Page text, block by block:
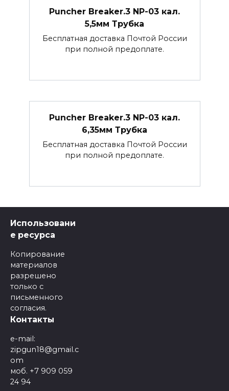
Puncher Breaker.3 NP-03 кал.
5,5мм Трубка
Бесплатная доставка Почтой России
при полной предоплате.
Puncher Breaker.3 NP-03 кал.
6,35мм Трубка
Бесплатная доставка Почтой России
при полной предоплате.
Использовани
е ресурса
Копирование
материалов
разрешено
только с
письменного
согласия.
Контакты
e-mail:
zipgun18@gmail.c
om
моб. +7 909 059
24 94